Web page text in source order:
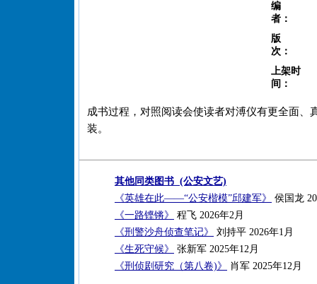
编
者：
版
次：
上架时
间：
成书过程，对照阅读会使读者对溥仪有更全面
装。
其他同类图书 (公安文艺)
《英雄在此——“公安楷模”邱建军》
侯国龙
《一路铿锵》
程飞 2026年2月
《刑警沙舟侦查笔记》
刘持平 2026年1月
《生死守候》
张新军 2025年12月
《刑侦剧研究（第八卷)》
肖军 2025年12月